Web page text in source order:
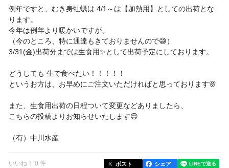
例年ですと、むき身牡蠣は 4/1～は【加熱用】としての出荷とな
ります。
今年は例年より暖かいですが、
（今のところ、特に通達もきておりませんので😅）
3/31(金)出荷分までは生食用✨として出荷予定にしております。
どうしても 生で食べたい！！！！！
というお方は、お早めにご注文いただければと思っております🌸
また、生食用出荷の日程ついて変更などありましたら、
こちらの投稿よりお知らせいたします😊
（有）中川水産
いいね！ 0 件 ポスト シェア